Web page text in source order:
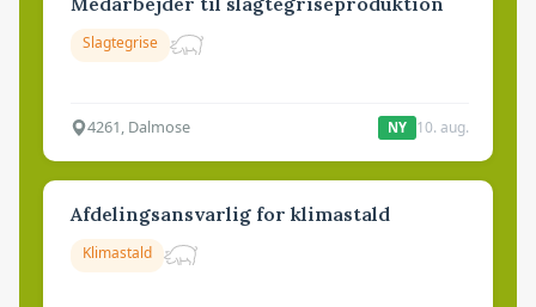
Slagtegrise
4261, Dalmose NY 10. aug.
Afdelingsansvarlig for klimastald
Klimastald